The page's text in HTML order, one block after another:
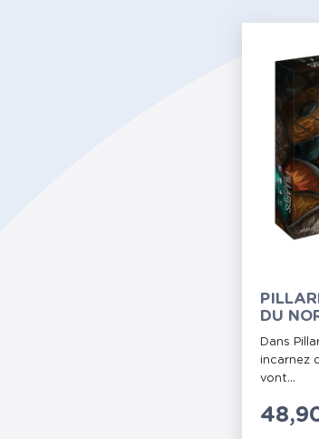
DU
Dans
incarnez
vont...
Prix